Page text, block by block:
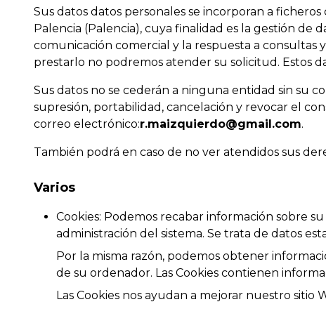
Sus datos datos personales se incorporan a
Palencia (Palencia), cuya finalidad es la gestión de
comunicación comercial y la respuesta a consultas
prestarlo no podremos atender su solicitud. Estos
Sus datos no se cederán a ninguna entidad sin su
supresión, portabilidad, cancelación y revocar el
correo electrónico:r.maizquierdo@gmail.com.
También podrá en caso de no ver atendidos sus
Varios
Cookies: Podemos recabar información sobre
administración del sistema. Se trata de datos
Por la misma razón, podemos obtener
de su ordenador. Las Cookies contienen
Las Cookies nos ayudan a mejorar nuestro